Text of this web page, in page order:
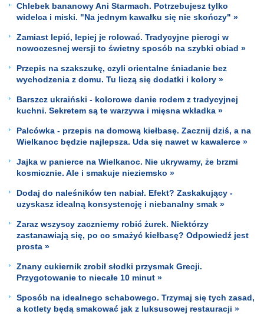
Chlebek bananowy Ani Starmach. Potrzebujesz tylko
widelca i miski. "Na jednym kawałku się nie skończy" »
Zamiast lepić, lepiej je rolować. Tradycyjne pierogi w
nowoczesnej wersji to świetny sposób na szybki obiad »
Przepis na szakszukę, czyli orientalne śniadanie bez
wychodzenia z domu. Tu liczą się dodatki i kolory »
Barszcz ukraiński - kolorowe danie rodem z tradycyjnej
kuchni. Sekretem są te warzywa i mięsna wkładka »
Palcówka - przepis na domową kiełbasę. Zacznij dziś, a na
Wielkanoc będzie najlepsza. Uda się nawet w kawalerce »
Jajka w panierce na Wielkanoc. Nie ukrywamy, że brzmi
kosmicznie. Ale i smakuje nieziemsko »
Dodaj do naleśników ten nabiał. Efekt? Zaskakujący -
uzyskasz idealną konsystencję i niebanalny smak »
Zaraz wszyscy zaczniemy robić żurek. Niektórzy
zastanawiają się, po co smażyć kiełbasę? Odpowiedź jest
prosta »
Znany cukiernik zrobił słodki przysmak Grecji.
Przygotowanie to niecałe 10 minut »
Sposób na idealnego schabowego. Trzymaj się tych zasad,
a kotlety będą smakować jak z luksusowej restauracji »